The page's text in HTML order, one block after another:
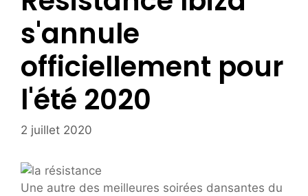
s'annule
officiellement pour
l'été 2020
2 juillet 2020
Une autre des meilleures soirées dansantes du